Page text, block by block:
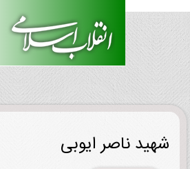
ناصر ایوبی